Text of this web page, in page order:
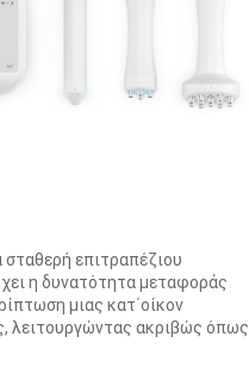
σταθερή επιτραπέζιου
η δυνατότητα μεταφοράς
μιας κατ΄οίκον
λειτουργώντας ακριβώς όπως